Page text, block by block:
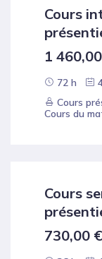
Cours
1 460,00
72 h
Cours
Cours du
Cours
730,00 €